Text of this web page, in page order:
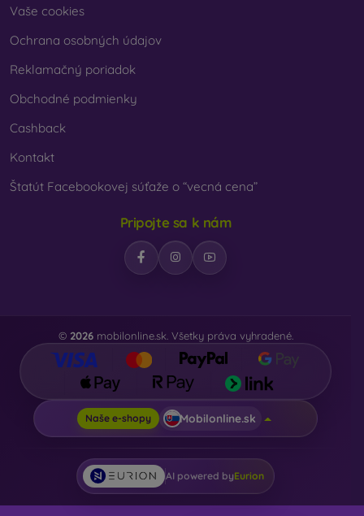
Vaše cookies
Ochrana osobných údajov
Reklamačný poriadok
Obchodné podmienky
Cashback
Kontakt
Štatút Facebookovej súťaže o “vecná cena”
Pripojte sa k nám
© 2026mobilonline.sk. Všetky práva vyhradené.
Naše e-shopy Mobilonline.sk
AI powered byEurion